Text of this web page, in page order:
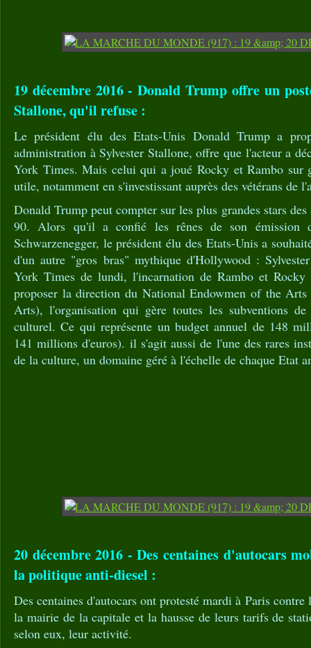
19 décembre 2016 - Donald Trump offre un
Stallone, qu'il refuse :
Le président élu des Etats-Unis Donald Trump a
administration à Sylvester Stallone, offre que l'acteur a
York Times. Mais celui qui a joué Rocky et Rambo sur
utile, notamment en s'investissant auprès des vétérans de
Donald Trump peut compter sur les plus grandes stars des
90. Alors qu'il a confié les rênes de son émission
Schwarzenegger, le président élu des Etats-Unis a
d'un autre "gros bras" mythique d'Hollywood :
York Times de lundi, l'incarnation de Rambo et Rocky
proposer la direction du National Endowmen of the
Arts), l'organisation qui gère toutes les subventions
culturel. Ce qui représente un budget annuel de 148
141 millions d'euros). il s'agit aussi de l'une des rares
de la culture, un domaine géré à l'échelle de chaque Etat
20 décembre 2016 - Des centaines d'autocars
la politique anti-diesel :
Des centaines d'autocars ont protesté mardi à Paris contre
la mairie de la capitale et la hausse de leurs tarifs de
selon eux, leur activité.